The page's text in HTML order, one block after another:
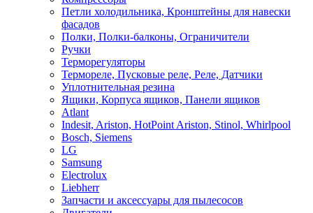
Петли холодильника, Кронштейны для навески
фасадов
Полки, Полки-балконы, Ограничители
Ручки
Терморегуляторы
Термореле, Пусковые реле, Реле, Датчики
Уплотнительная резина
Ящики, Корпуса ящиков, Панели ящиков
Atlant
Indesit, Ariston, HotPoint Ariston, Stinol, Whirlpool
Bosch, Siemens
LG
Samsung
Electrolux
Liebherr
Запчасти и аксессуары для пылесосов